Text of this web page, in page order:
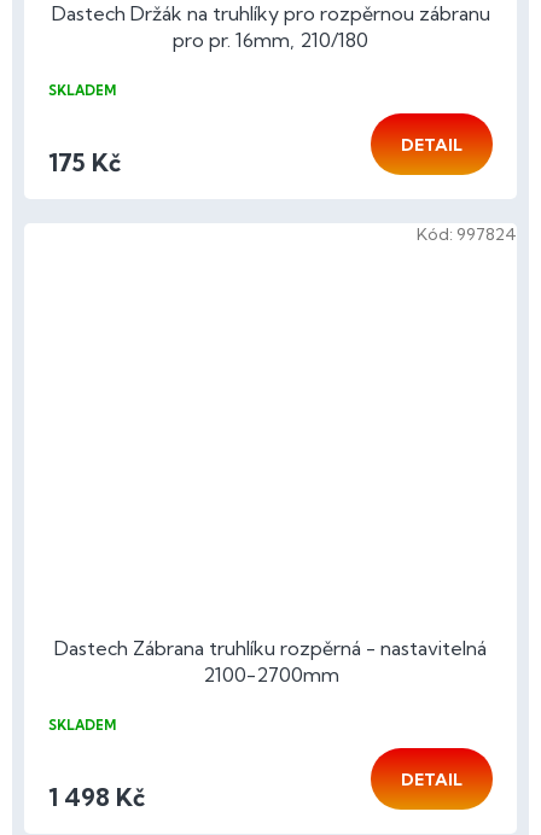
Dastech Držák na truhlíky pro rozpěrnou zábranu
pro pr. 16mm, 210/180
SKLADEM
175 Kč
DETAIL
Dastech Zábrana truhlíku rozpěrná - nastavitelná
2100-2700mm
SKLADEM
1 498 Kč
DETAIL
Kód: 997824